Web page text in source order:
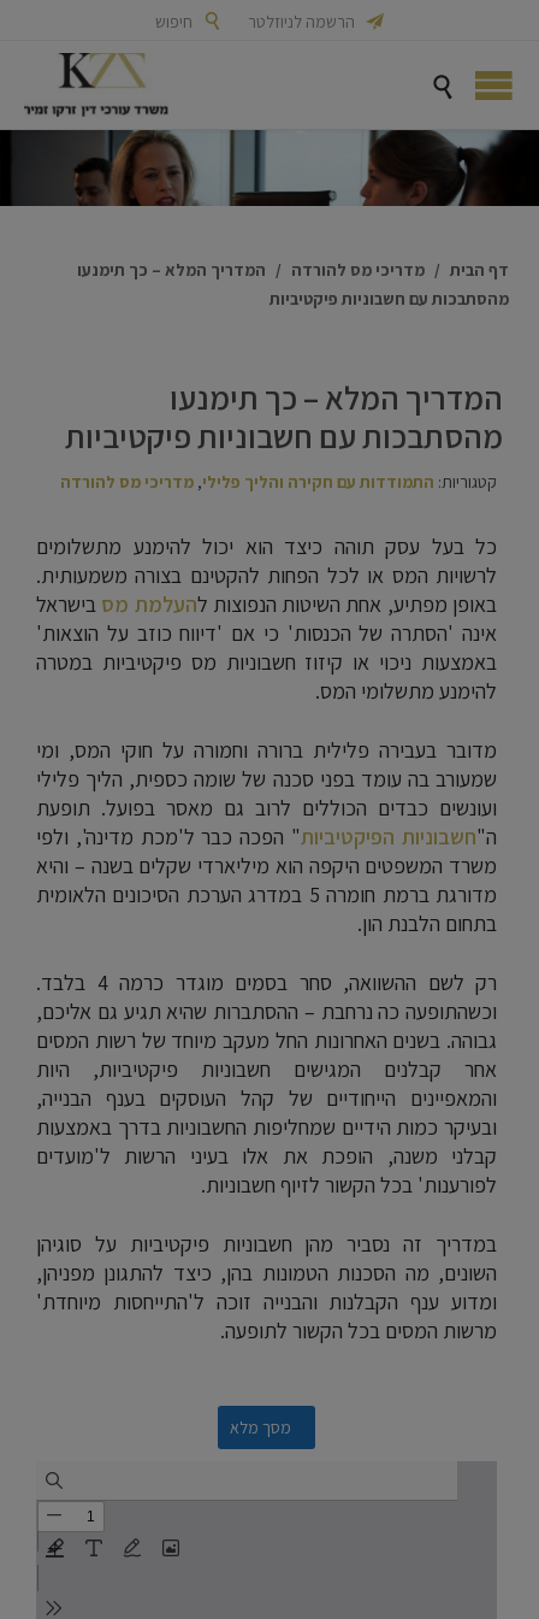
 הרשמה לניוזלטר  חיפוש

דף הבית / מדריכי מס להורדה / המדריך המלא – כך תימנעו
מהסתבכות עם חשבוניות פיקטיביות
המדריך המלא – כך תימנעו
מהסתבכות עם חשבוניות פיקטיביות
קטגוריות: התמודדות עם חקירה והליך פלילי, מדריכי מס להורדה
כל בעל עסק תוהה כיצד הוא יכול להימנע מתשלומים
לרשויות המס או לכל הפחות להקטינם בצורה משמעותית.
באופן מפתיע, אחת השיטות הנפוצות להעלמת מס בישראל
אינה 'הסתרה של הכנסות' כי אם 'דיווח כוזב על הוצאות'
באמצעות ניכוי או קיזוז חשבוניות מס פיקטיביות במטרה
להימנע מתשלומי המס.
מדובר בעבירה פלילית ברורה וחמורה על חוקי המס, ומי
שמעורב בה עומד בפני סכנה של שומה כספית, הליך פלילי
ועונשים כבדים הכוללים לרוב גם מאסר בפועל. תופעת
ה"חשבוניות הפיקטיביות" הפכה כבר ל'מכת מדינה', ולפי
משרד המשפטים היקפה הוא מיליארדי שקלים בשנה – והיא
מדורגת ברמת חומרה 5 במדרג הערכת הסיכונים הלאומית
בתחום הלבנת הון.
רק לשם ההשוואה, סחר בסמים מוגדר כרמה 4 בלבד.
וכשהתופעה כה נרחבת – ההסתברות שהיא תגיע גם אליכם,
גבוהה. בשנים האחרונות החל מעקב מיוחד של רשות המסים
אחר קבלנים המגישים חשבוניות פיקטיביות, היות
והמאפיינים הייחודיים של קהל העוסקים בענף הבנייה,
ובעיקר כמות הידיים שמחליפות החשבוניות בדרך באמצעות
קבלני משנה, הופכת את אלו בעיני הרשות ל'מועדים
לפורענות' בכל הקשור לזיוף חשבוניות.
במדריך זה נסביר מהן חשבוניות פיקטיביות על סוגיהן
השונים, מה הסכנות הטמונות בהן, כיצד להתגונן מפניהן,
ומדוע ענף הקבלנות והבנייה זוכה ל'התייחסות מיוחדת'
מרשות המסים בכל הקשור לתופעה.
מסך מלא